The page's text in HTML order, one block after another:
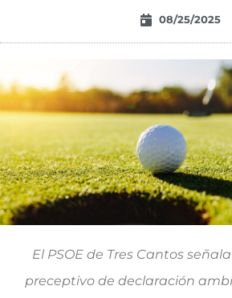
08/25/2025
El PSOE de Tres Cantos
preceptivo de declaración